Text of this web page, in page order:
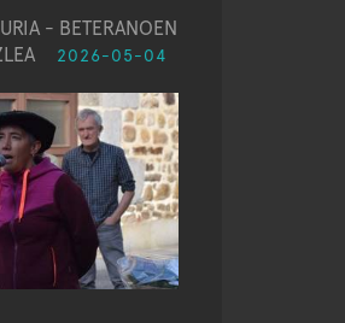
- BETERANOEN
2026-05-04